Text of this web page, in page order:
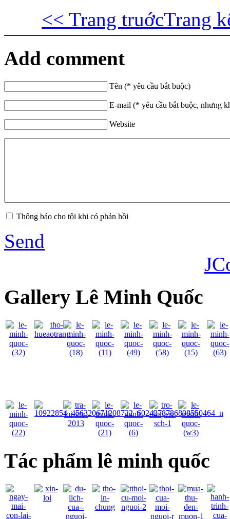
<< Trang truớcTrang
Add comment
Tên (* yêu cầu bắt buộc)
E-mail (* yêu cầu bắt buộc, nhưng
Website
Thông báo cho tôi khi có phản hồi
Send
Gallery Lê Minh Quốc
Tác phẩm lê minh quốc